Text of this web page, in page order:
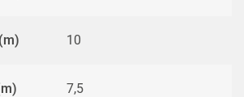
10
7,5